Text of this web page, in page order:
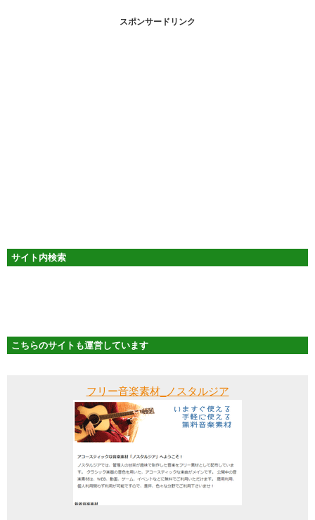
スポンサードリンク
サイト内検索
こちらのサイトも運営しています
フリー音楽素材_ノスタルジア